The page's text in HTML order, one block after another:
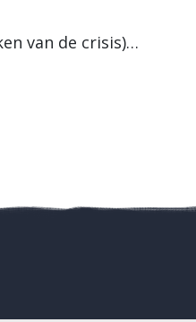
van de crisis)…